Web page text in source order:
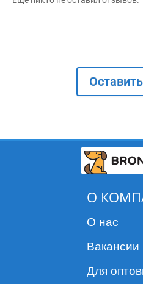
О
О нас
Вакансии
Для